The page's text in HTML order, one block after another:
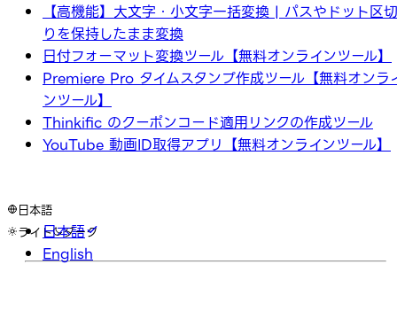
【高機能】大文字・小文字一括変換 | パスやドット区切
りを保持したまま変換
日付フォーマット変換ツール【無料オンラインツール】
Premiere Pro タイムスタンプ作成ツール【無料オンラ
ンツール】
Thinkific のクーポンコード適用リンクの作成ツール
YouTube 動画ID取得アプリ【無料オンラインツール】
日本語
日本語
English
ライト ダーク